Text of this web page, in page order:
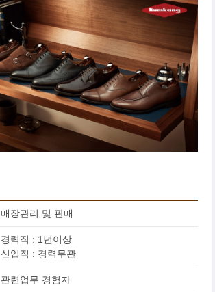
매장관리 및 판매
경력직 : 1년이상
신입직 : 경력무관
관련업무 경험자